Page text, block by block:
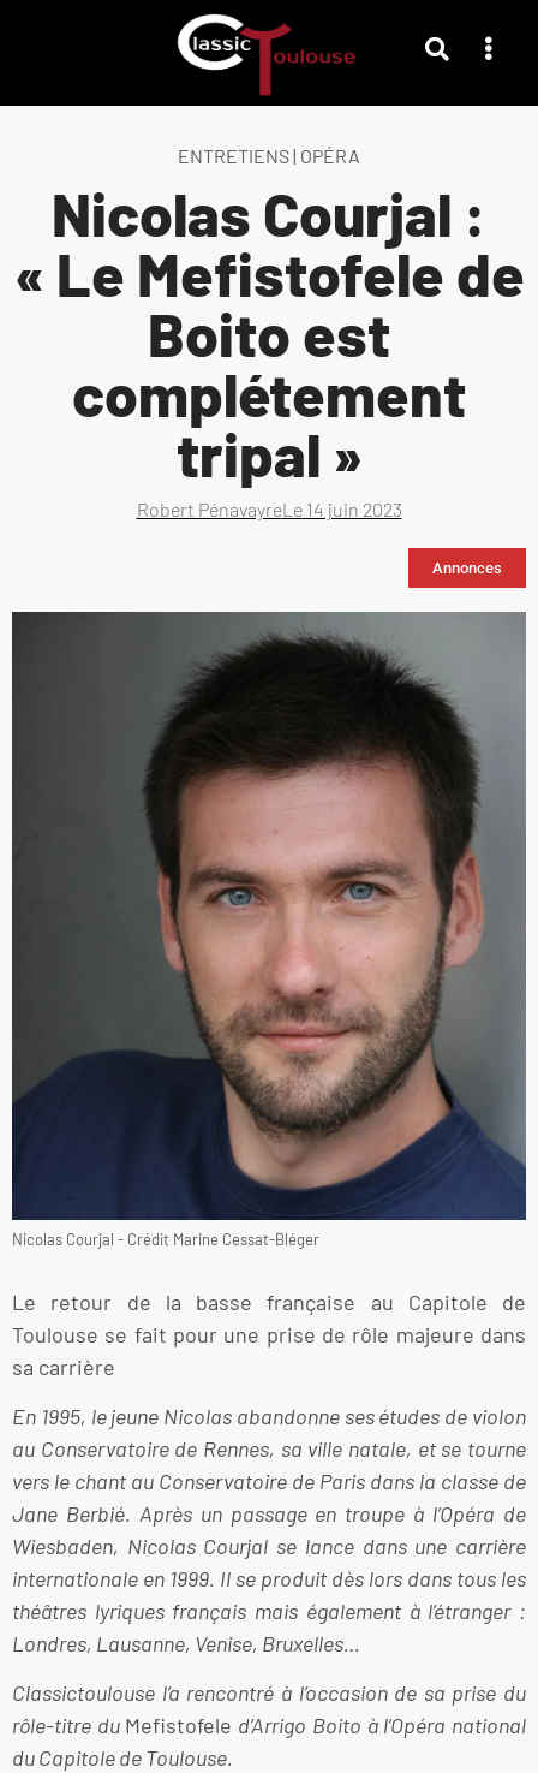
ENTRETIENS| OPÉRA
Nicolas Courjal :
« Le Mefistofele de
Boito est
complétement
tripal »
Robert PénavayreLe 14 juin 2023
Annonces
Nicolas Courjal - Crédit Marine Cessat-Bléger
Le retour de la basse française au Capitole de
Toulouse se fait pour une prise de rôle majeure dans
sa carrière
En 1995, le jeune Nicolas abandonne ses études de violon
au Conservatoire de Rennes, sa ville natale, et se tourne
vers le chant au Conservatoire de Paris dans la classe de
Jane Berbié. Après un passage en troupe à l’Opéra de
Wiesbaden, Nicolas Courjal se lance dans une carrière
internationale en 1999. Il se produit dès lors dans tous les
théâtres lyriques français mais également à l’étranger :
Londres, Lausanne, Venise, Bruxelles…
Classictoulouse l’a rencontré à l’occasion de sa prise du
rôle-titre du Mefistofele d’Arrigo Boito à l’Opéra national
du Capitole de Toulouse.